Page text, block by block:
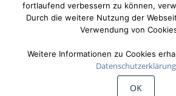
Wiechert'sche
fortlaufend verbessern zu können,
Durch die weitere Nutzung der
Verwendung von
Weitere Informationen zu Cookies
Datenschutzerklärung
OK